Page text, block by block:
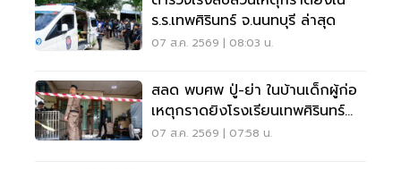
ร.ร.เทพศิรินทร์ จ.นนทบุรี ล่าสุด
07 ส.ค. 2569 | 08:03 น.
สลด พบศพ ปู่-ย่า ในบ้านเด็กผู้ก่อ
เหตุกราดยิงโรงเรียนเทพศิรินทร์
นนทบุรี
07 ส.ค. 2569 | 07:58 น.